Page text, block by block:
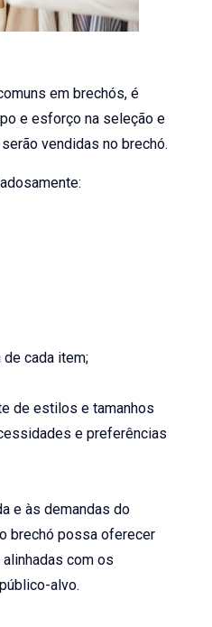
em brechós, é
e esforço na seleção e
vendidas no brechó.
cada item;
de estilos e tamanhos
e preferências
e às demandas do
brechó possa oferecer
com os
alvo.